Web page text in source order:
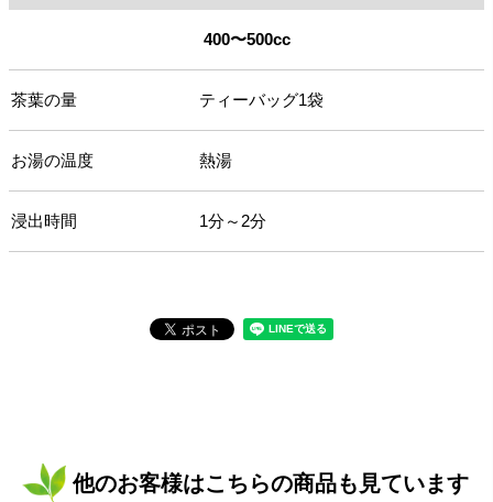
400〜500cc
茶葉の量 ティーバッグ1袋
お湯の温度 熱湯
浸出時間 1分～2分
他のお客様はこちらの商品も見ています